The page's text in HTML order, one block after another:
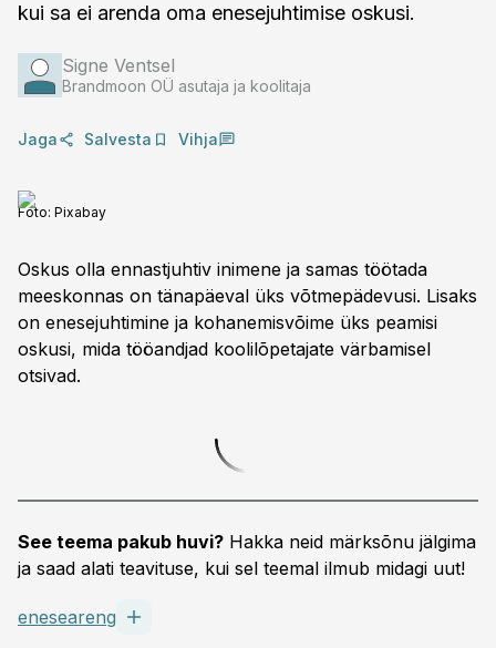
kui sa ei arenda oma enesejuhtimise oskusi.
Signe Ventsel
Brandmoon OÜ asutaja ja koolitaja
Jaga Salvesta Vihja
Foto: Pixabay
Oskus olla ennastjuhtiv inimene ja samas töötada
meeskonnas on tänapäeval üks võtmepädevusi. Lisaks
on enesejuhtimine ja kohanemisvõime üks peamisi
oskusi, mida tööandjad koolilõpetajate värbamisel
otsivad.
See teema pakub huvi? Hakka neid märksõnu jälgima
ja saad alati teavituse, kui sel teemal ilmub midagi uut!
eneseareng